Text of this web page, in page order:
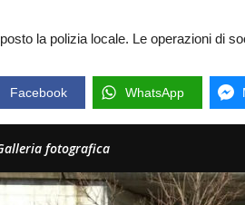
la polizia locale. Le operazioni di
Facebook WhatsApp
fotografica